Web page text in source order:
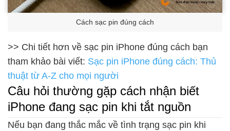
Cách sạc pin đúng cách
>> Chi tiết hơn về sạc pin iPhone đúng cách bạn
tham khảo bài viết: Sạc pin iPhone đúng cách: Thủ
thuật từ A-Z cho mọi người
Câu hỏi thường gặp cách nhận biết
iPhone đang sạc pin khi tắt nguồn
Nếu bạn đang thắc mắc về tình trạng sạc pin khi